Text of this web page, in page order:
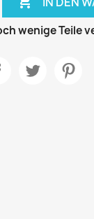
wenige Teile